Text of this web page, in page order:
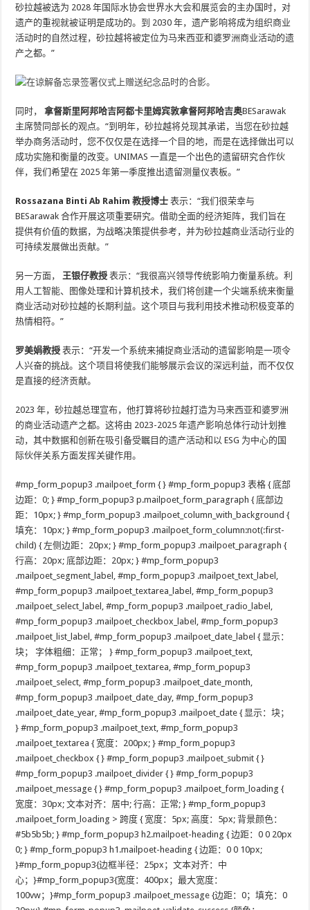
砂拉越被选为 2028 年国际水协会世界水大会和展览会的主办国时，对
遗产的重视就被证明是成功的。到 2030 年，遗产影响将成为组织商业
活动时的自然过程，砂拉越将被定位为马来西亚和婆罗洲商业活动的遗
产之都。”
同时，拿督斯里阿邦哈吉阿都卡里姆宾敦拿督阿邦哈吉奥BESarawak
主席赞同部长的观点。“到明年，砂拉越将兑现其承诺，当您在砂拉越
举办商务活动时，您不仅仅是在选择一个目的地，而是在选择做出可以
成功实施和衡量的改变。UNIMAS 一直是一个出色的遗留研究合作伙
伴，我们希望在 2025 年第一季度推出遗留测量仪表板。”
Rossazana Binti Ab Rahim 教授博士 表示：“我们很荣幸与
BESarawak 合作开展这项重要研究。借助全面的经济矩阵，我们旨在
提供有价值的数据，为战略决策提供参考，并为砂拉越商业活动行业的
可持续发展做出贡献。”
另一方面， 王银仔教授表示：“我很高兴领导传统影响力衡量系统。利
用人工智能、图像处理和计算机技术，我们将创建一个尖端系统来衡量
商业活动对砂拉越的长期利益。这个项目与我利用技术推动积极变革的
热情相符。”
罗美娟教授表示：“开发一个系统来捕捉商业活动的遗留影响是一项令
人兴奋的挑战。这个项目将使我们能够展示会议的深远利益，而不仅仅
是直接的经济贡献。
2023 年，砂拉越总理宣布，他打算将砂拉越打造为马来西亚和婆罗洲
的商业活动遗产之都。这将由 2023-2025 年遗产影响总体行动计划推
动，其中数据和创新在吸引备受瞩目的遗产活动和以 ESG 为中心的国
际伙伴关系方面发挥关键作用。
#mp_form_popup3 .mailpoet_form { } #mp_form_popup3 表格 { 底部
边距：0; } #mp_form_popup3 p.mailpoet_form_paragraph { 底部边
距：10px; } #mp_form_popup3 .mailpoet_column_with_background {
填充：10px; } #mp_form_popup3 .mailpoet_form_column:not(:first-
child) { 左侧边距：20px; } #mp_form_popup3 .mailpoet_paragraph {
行高：20px; 底部边距：20px; } #mp_form_popup3
.mailpoet_segment_label, #mp_form_popup3 .mailpoet_text_label,
#mp_form_popup3 .mailpoet_textarea_label, #mp_form_popup3
.mailpoet_select_label, #mp_form_popup3 .mailpoet_radio_label,
#mp_form_popup3 .mailpoet_checkbox_label, #mp_form_popup3
.mailpoet_list_label, #mp_form_popup3 .mailpoet_date_label { 显示：
块； 字体粗细：正常； } #mp_form_popup3 .mailpoet_text,
#mp_form_popup3 .mailpoet_textarea, #mp_form_popup3
.mailpoet_select, #mp_form_popup3 .mailpoet_date_month,
#mp_form_popup3 .mailpoet_date_day, #mp_form_popup3
.mailpoet_date_year, #mp_form_popup3 .mailpoet_date { 显示：块；
} #mp_form_popup3 .mailpoet_text, #mp_form_popup3
.mailpoet_textarea { 宽度：200px; } #mp_form_popup3
.mailpoet_checkbox { } #mp_form_popup3 .mailpoet_submit { }
#mp_form_popup3 .mailpoet_divider { } #mp_form_popup3
.mailpoet_message { } #mp_form_popup3 .mailpoet_form_loading {
宽度：30px; 文本对齐：居中; 行高：正常; } #mp_form_popup3
.mailpoet_form_loading > 跨度 { 宽度：5px; 高度：5px; 背景颜色：
#5b5b5b; } #mp_form_popup3 h2.mailpoet-heading { 边距：0 0 20px
0; } #mp_form_popup3 h1.mailpoet-heading { 边距：0 0 10px;
}#mp_form_popup3{边框半径：25px；文本对齐：中
心；}#mp_form_popup3{宽度：400px；最大宽度：
100vw；}#mp_form_popup3 .mailpoet_message {边距：0；填充：0